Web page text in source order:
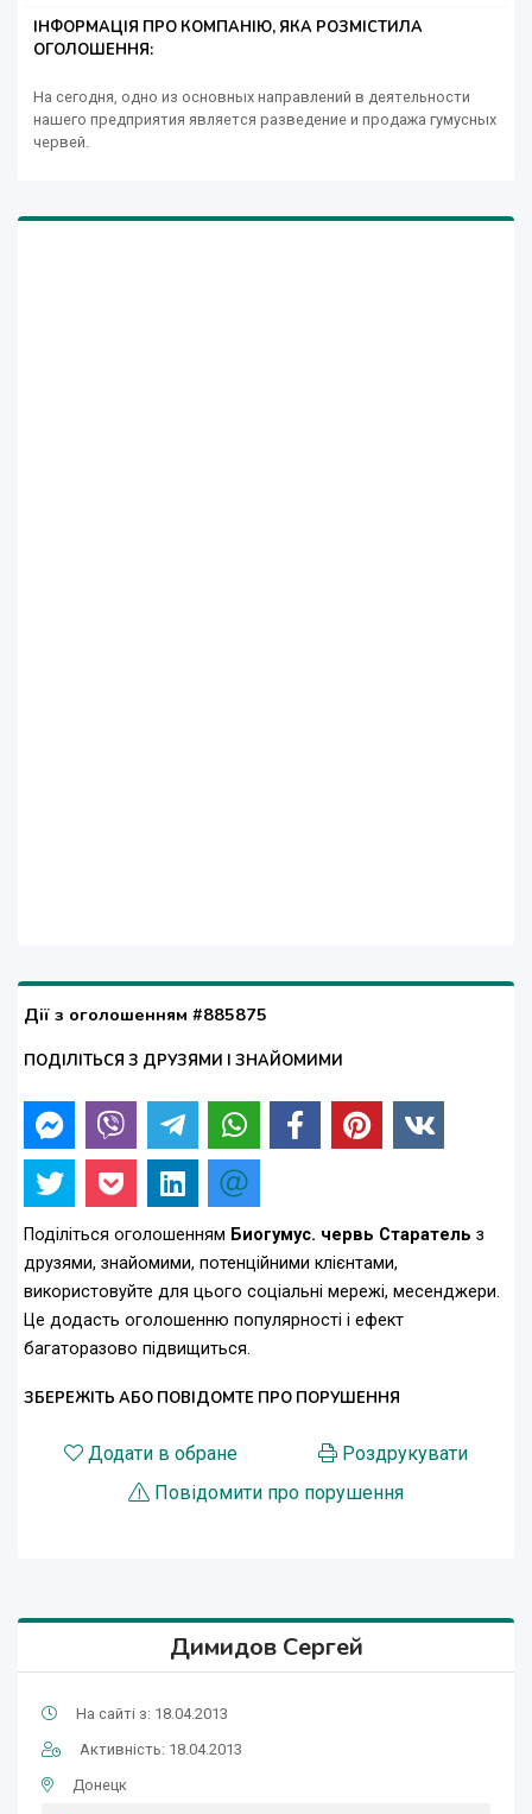
ІНФОРМАЦІЯ ПРО КОМПАНІЮ, ЯКА РОЗМІСТИЛА
ОГОЛОШЕННЯ:
На сегодня, одно из основных направлений в деятельности
нашего предприятия является разведение и продажа гумусных
червей.
Дії з оголошенням #885875
ПОДІЛІТЬСЯ З ДРУЗЯМИ І ЗНАЙОМИМИ
Поділіться оголошенням Биогумус. червь Старатель з
друзями, знайомими, потенційними клієнтами,
використовуйте для цього соціальні мережі, месенджери.
Це додасть оголошенню популярності і ефект
багаторазово підвищиться.
ЗБЕРЕЖІТЬ АБО ПОВІДОМТЕ ПРО ПОРУШЕННЯ
Додати в обране
Роздрукувати
Повідомити про порушення
Димидов Сергей
На сайті з: 18.04.2013
Активність: 18.04.2013
Донецк